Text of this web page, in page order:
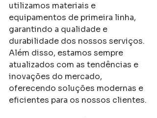
utilizamos materiais e
equipamentos de primeira linha,
garantindo a qualidade e
durabilidade dos nossos serviços.
Além disso, estamos sempre
atualizados com as tendências e
inovações do mercado,
oferecendo soluções modernas e
eficientes para os nossos clientes.